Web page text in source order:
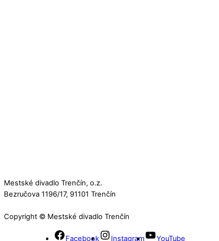
Mestské divadlo Trenčín, o.z.
Bezručova 1196/17, 91101 Trenčín
Copyright © Mestské divadlo Trenčín
Facebook Instagram YouTube